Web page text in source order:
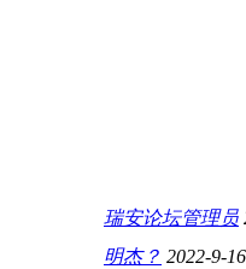
瑞安论坛管理员
明杰？ 2022-9-